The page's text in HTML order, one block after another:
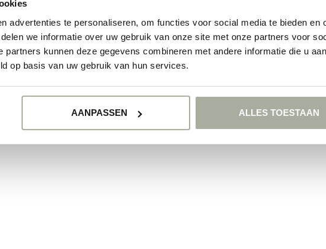
advertenties te personaliseren, om functies voor social media te bieden en
we informatie over uw gebruik van onze site met onze partners voor
partners kunnen deze gegevens combineren met andere informatie die u
op basis van uw gebruik van hun services.
AANPASSEN ALLES TOESTAAN
2026 Florimo.nl- Powered byLightspeed- Theme by